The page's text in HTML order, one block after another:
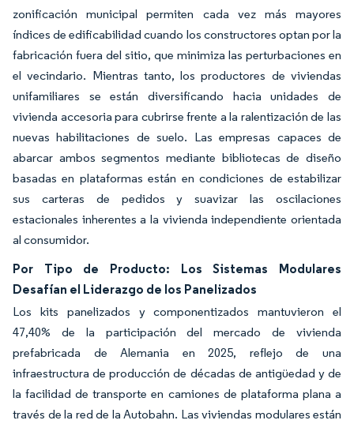
zonificación municipal permiten cada vez más mayores
índices de edificabilidad cuando los constructores optan por la
fabricación fuera del sitio, que minimiza las perturbaciones en
el vecindario. Mientras tanto, los productores de viviendas
unifamiliares se están diversificando hacia unidades de
vivienda accesoria para cubrirse frente a la ralentización de las
nuevas habilitaciones de suelo. Las empresas capaces de
abarcar ambos segmentos mediante bibliotecas de diseño
basadas en plataformas están en condiciones de estabilizar
sus carteras de pedidos y suavizar las oscilaciones
estacionales inherentes a la vivienda independiente orientada
al consumidor.
Por Tipo de Producto: Los Sistemas Modulares
Desafían el Liderazgo de los Panelizados
Los kits panelizados y componentizados mantuvieron el
47,40% de la participación del mercado de vivienda
prefabricada de Alemania en 2025, reflejo de una
infraestructura de producción de décadas de antigüedad y de
la facilidad de transporte en camiones de plataforma plana a
través de la red de la Autobahn. Las viviendas modulares están